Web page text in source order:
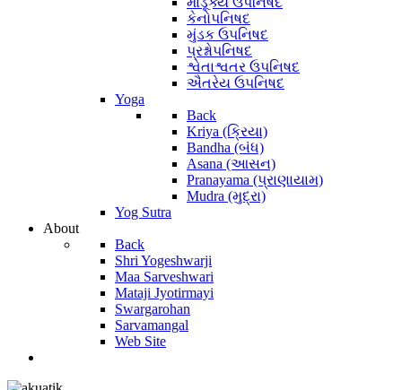
કેનોપનિષદ
મુંડક ઉપનિષદ
પ્રશ્નોપનિષદ
શ્વેતાશ્વતર ઉપનિષદ
ઐતરેય ઉપનિષદ
Yoga
Back
Kriya (ક્રિયા)
Bandha (બંધ)
Asana (આસન)
Pranayama (પ્રાણાયામ)
Mudra (મુદ્રા)
Yog Sutra
About
Back
Shri Yogeshwarji
Maa Sarveshwari
Mataji Jyotirmayi
Swargarohan
Sarvamangal
Web Site